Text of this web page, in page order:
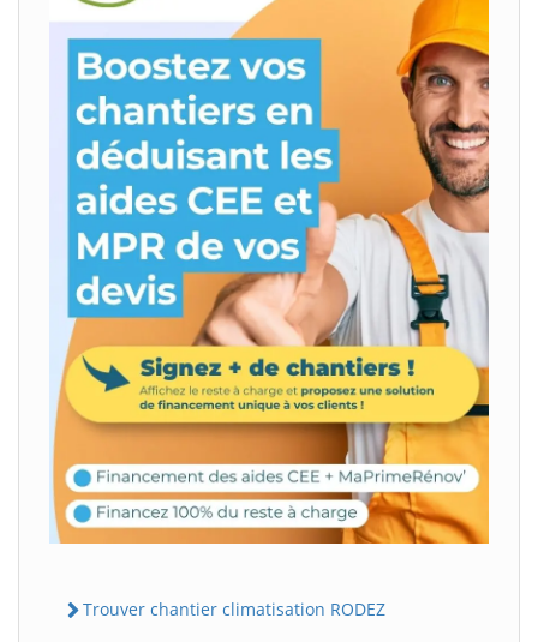
Trouver chantier climatisation RODEZ